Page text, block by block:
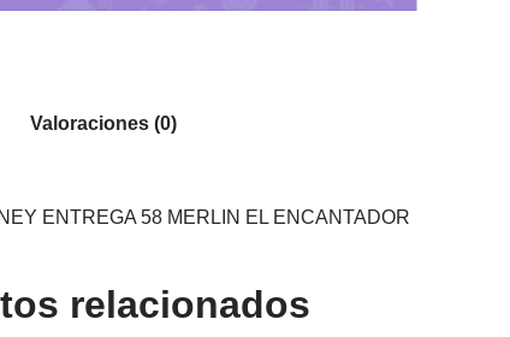
Valoraciones (0)
ENTREGA 58 MERLIN EL ENCANTADOR
relacionados